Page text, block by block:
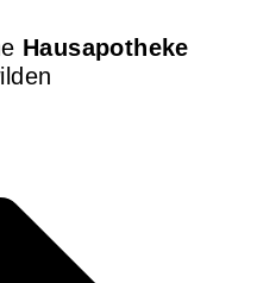
Hausapotheke